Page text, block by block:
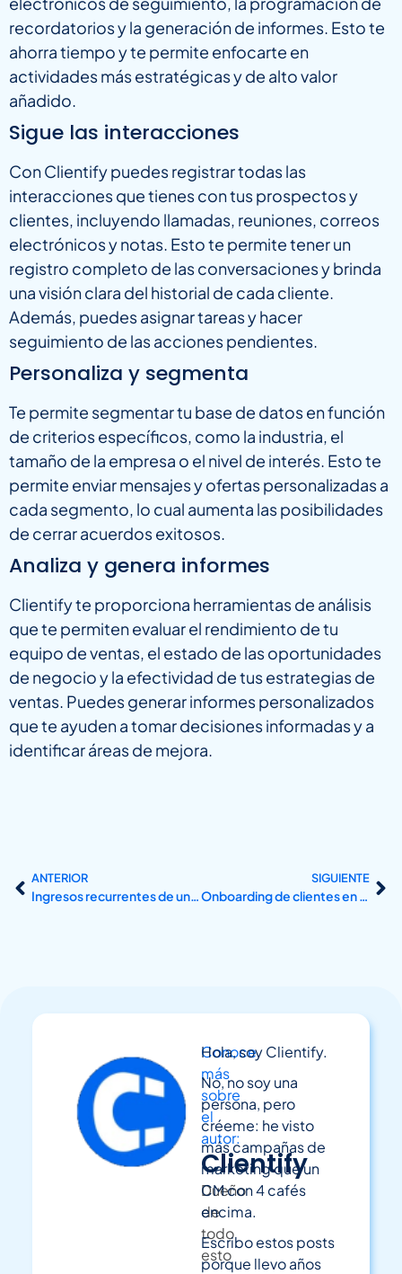
recordatorios y la generación de informes. Esto te
ahorra tiempo y te permite enfocarte en
actividades más estratégicas y de alto valor
añadido.
Sigue las interacciones
Con Clientify puedes registrar todas las
interacciones que tienes con tus prospectos y
clientes, incluyendo llamadas, reuniones, correos
electrónicos y notas. Esto te permite tener un
registro completo de las conversaciones y brinda
una visión clara del historial de cada cliente.
Además, puedes asignar tareas y hacer
seguimiento de las acciones pendientes.
Personaliza y segmenta
Te permite segmentar tu base de datos en función
de criterios específicos, como la industria, el
tamaño de la empresa o el nivel de interés. Esto te
permite enviar mensajes y ofertas personalizadas a
cada segmento, lo cual aumenta las posibilidades
de cerrar acuerdos exitosos.
Analiza y genera informes
Clientify te proporciona herramientas de análisis
que te permiten evaluar el rendimiento de tu
equipo de ventas, el estado de las oportunidades
de negocio y la efectividad de tus estrategias de
ventas. Puedes generar informes personalizados
que te ayuden a tomar decisiones informadas y a
identificar áreas de mejora.
ANTERIOR
Ingresos recurrentes de una agencia de marketing digital
SIGUIENTE
Onboarding de clientes en una agencia de marketing digital
Conoce
más
sobre
el
autor:
Clientify
Dueño
de
todo
esto
Hola, soy Clientify.
No, no soy una
persona, pero
créeme: he visto
más campañas de
marketing que un
CM con 4 cafés
encima.
Escribo estos posts
porque llevo años